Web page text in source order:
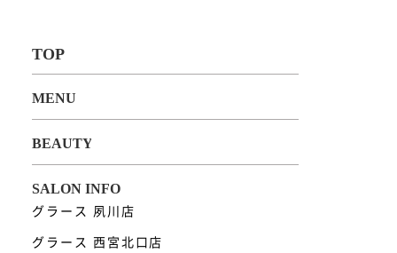
グラース 夙川店
グラース 西宮北口店